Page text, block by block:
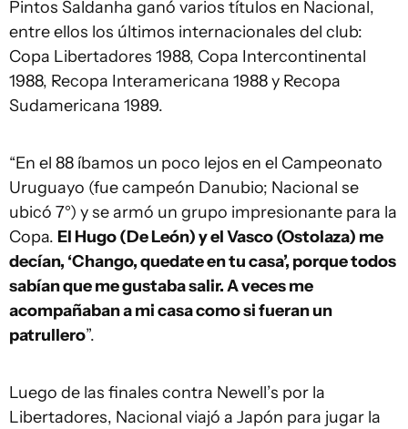
Pintos Saldanha ganó varios títulos en Nacional,
entre ellos los últimos internacionales del club:
Copa Libertadores 1988, Copa Intercontinental
1988, Recopa Interamericana 1988 y Recopa
Sudamericana 1989.
“En el 88 íbamos un poco lejos en el Campeonato
Uruguayo (fue campeón Danubio; Nacional se
ubicó 7°) y se armó un grupo impresionante para la
Copa. El Hugo (De León) y el Vasco (Ostolaza) me
decían, ‘Chango, quedate en tu casa’, porque todos
sabían que me gustaba salir. A veces me
acompañaban a mi casa como si fueran un
patrullero”.
Luego de las finales contra Newell’s por la
Libertadores, Nacional viajó a Japón para jugar la